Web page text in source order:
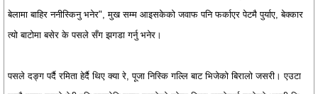
बेलामा बाहिर ननीस्किनु भनेर", मुख सम्म आइसकेको जवाफ पनि फर्काएर पेटमै पुर्याए, बेक्कार
त्यो बाटोमा बसेर के पसले सँग झगडा गर्नु भनेर।
पसले दङ्ग पर्दै रमिता हेर्दै थिए क्या रे, पूजा निस्कि गल्लि बाट भिजेको बिरालो जसरी। एउटा